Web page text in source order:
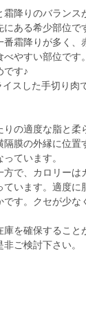
霜降りのバランス
ある希少部位で
番霜降りが多く、
やすい部位です
です♪
スした手切り肉
りの適度な脂と柔
膜の外縁に位置
ています。
で、カロリーは
ています。適度に
す。クセが少な
を確保すること
ご検討下さい。